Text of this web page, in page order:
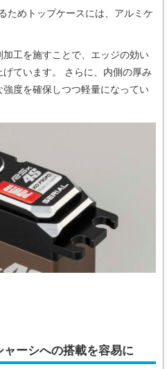
ためトップケースには、アルミケ
工を施すことで、エッジの効い
ています。 さらに、内側の厚み
度を確保しつつ軽量になってい
ーシへの搭載を容易に